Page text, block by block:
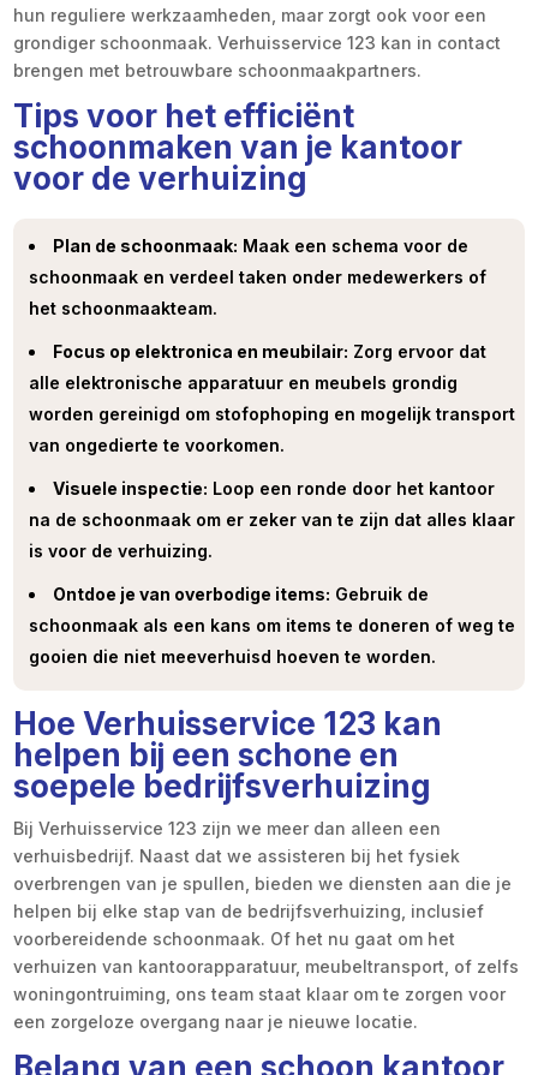
hun reguliere werkzaamheden, maar zorgt ook voor een
grondiger schoonmaak. Verhuisservice 123 kan in contact
brengen met betrouwbare schoonmaakpartners.
Tips voor het efficiënt
schoonmaken van je kantoor
voor de verhuizing
Plan de schoonmaak: Maak een schema voor de
schoonmaak en verdeel taken onder medewerkers of
het schoonmaakteam.
Focus op elektronica en meubilair: Zorg ervoor dat
alle elektronische apparatuur en meubels grondig
worden gereinigd om stofophoping en mogelijk transport
van ongedierte te voorkomen.
Visuele inspectie: Loop een ronde door het kantoor
na de schoonmaak om er zeker van te zijn dat alles klaar
is voor de verhuizing.
Ontdoe je van overbodige items: Gebruik de
schoonmaak als een kans om items te doneren of weg te
gooien die niet meeverhuisd hoeven te worden.
Hoe Verhuisservice 123 kan
helpen bij een schone en
soepele bedrijfsverhuizing
Bij Verhuisservice 123 zijn we meer dan alleen een
verhuisbedrijf. Naast dat we assisteren bij het fysiek
overbrengen van je spullen, bieden we diensten aan die je
helpen bij elke stap van de bedrijfsverhuizing, inclusief
voorbereidende schoonmaak. Of het nu gaat om het
verhuizen van kantoorapparatuur, meubeltransport, of zelfs
woningontruiming, ons team staat klaar om te zorgen voor
een zorgeloze overgang naar je nieuwe locatie.
Belang van een schoon kantoor